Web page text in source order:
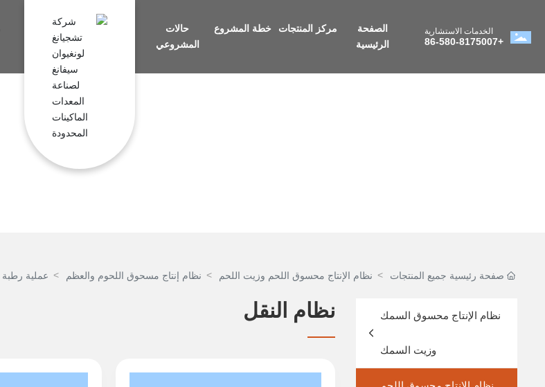
الصفحة
الرئيسية
مركز المنتجات خطة المشروع
حالات
المشروعي
الخدمات الاستشارية
+86-580-8175007
صفحة رئيسية جميع المنتجات نظام الإنتاج محسوق اللحم وزيت اللحم نظام إنتاج مسحوق اللحوم والعظم عملية رطبة
نظام الإنتاج محسوق السمك
وزيت السمك
نظام النقل